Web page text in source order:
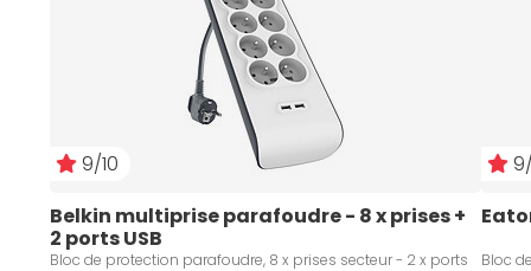
9/10
Belkin multiprise parafoudre - 8 x prises +
2 ports USB
Bloc de protection parafoudre, 8 x prises secteur - 2 x ports
Bloc